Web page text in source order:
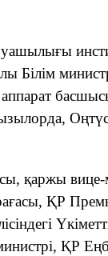
Білім
қаржы
ҚР
ҚР Е